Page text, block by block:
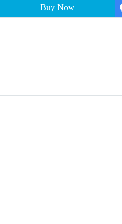
Buy Now